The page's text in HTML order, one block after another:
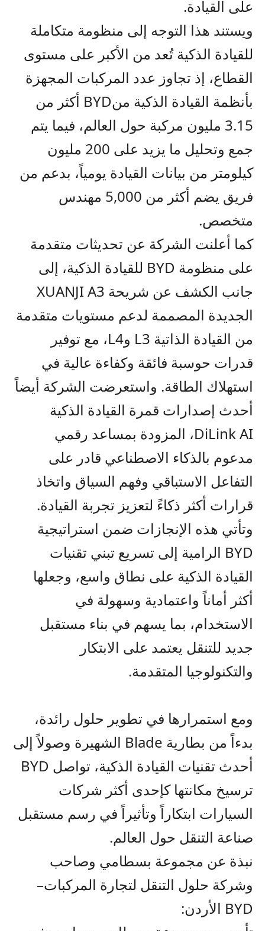
على القيادة.
ويستند هذا التوجه إلى منظومة متكاملة
للقيادة الذكية تُعد من الأكبر على مستوى
القطاع، إذ تجاوز عدد المركبات المجهزة
بأنظمة القيادة الذكية منBYD أكثر من
3.15 مليون مركبة حول العالم، فيما يتم
جمع وتحليل ما يزيد على 200 مليون
كيلومتر من بيانات القيادة يومياً، بدعم من
فريق يضم أكثر من 5,000 مهندس
متخصص.
كما أعلنت الشركة عن تحديثات متقدمة
على منظومة
للقيادة الذكية، إلى
جانب الكشف عن شريحة
الجديدة المصممة لدعم مستويات متقدمة
من القيادة الذاتية
وL4، مع توفير
قدرات حوسبة فائقة وكفاءة عالية في
استهلاك الطاقة. واستعرضت الشركة أيضاً
أحدث إصدارات قمرة القيادة الذكية
DiLinkAI
، المزودة بمساعد رقمي
مدعوم بالذكاء الاصطناعي قادر على
التفاعل الاستباقي وفهم السياق واتخاذ
قرارات أكثر ذكاءً لتعزيز تجربة القيادة.
وتأتي هذه الإنجازات ضمن استراتيجية
BYD الرامية إلى تسريع تبني تقنيات
القيادة الذكية على نطاق واسع، وجعلها
أكثر أماناً واعتمادية وسهولة في
الاستخدام، بما يسهم في بناء مستقبل
جديد للتنقل يعتمد على الابتكار
والتكنولوجيا المتقدمة.
ومع استمرارها في تطوير حلول رائدة،
بدءاً من بطارية
الشهيرة وصولاً إلى
أحدث تقنيات القيادة الذكية، تواصل
ترسيخ مكانتها كإحدى أكثر شركات
السيارات ابتكاراً وتأثيراً في رسم مستقبل
صناعة التنقل حول العالم.
نبذة عن مجموعة بسطامي وصاحب
وشركة حلول التنقل لتجارة المركبات–
BYD الأردن: